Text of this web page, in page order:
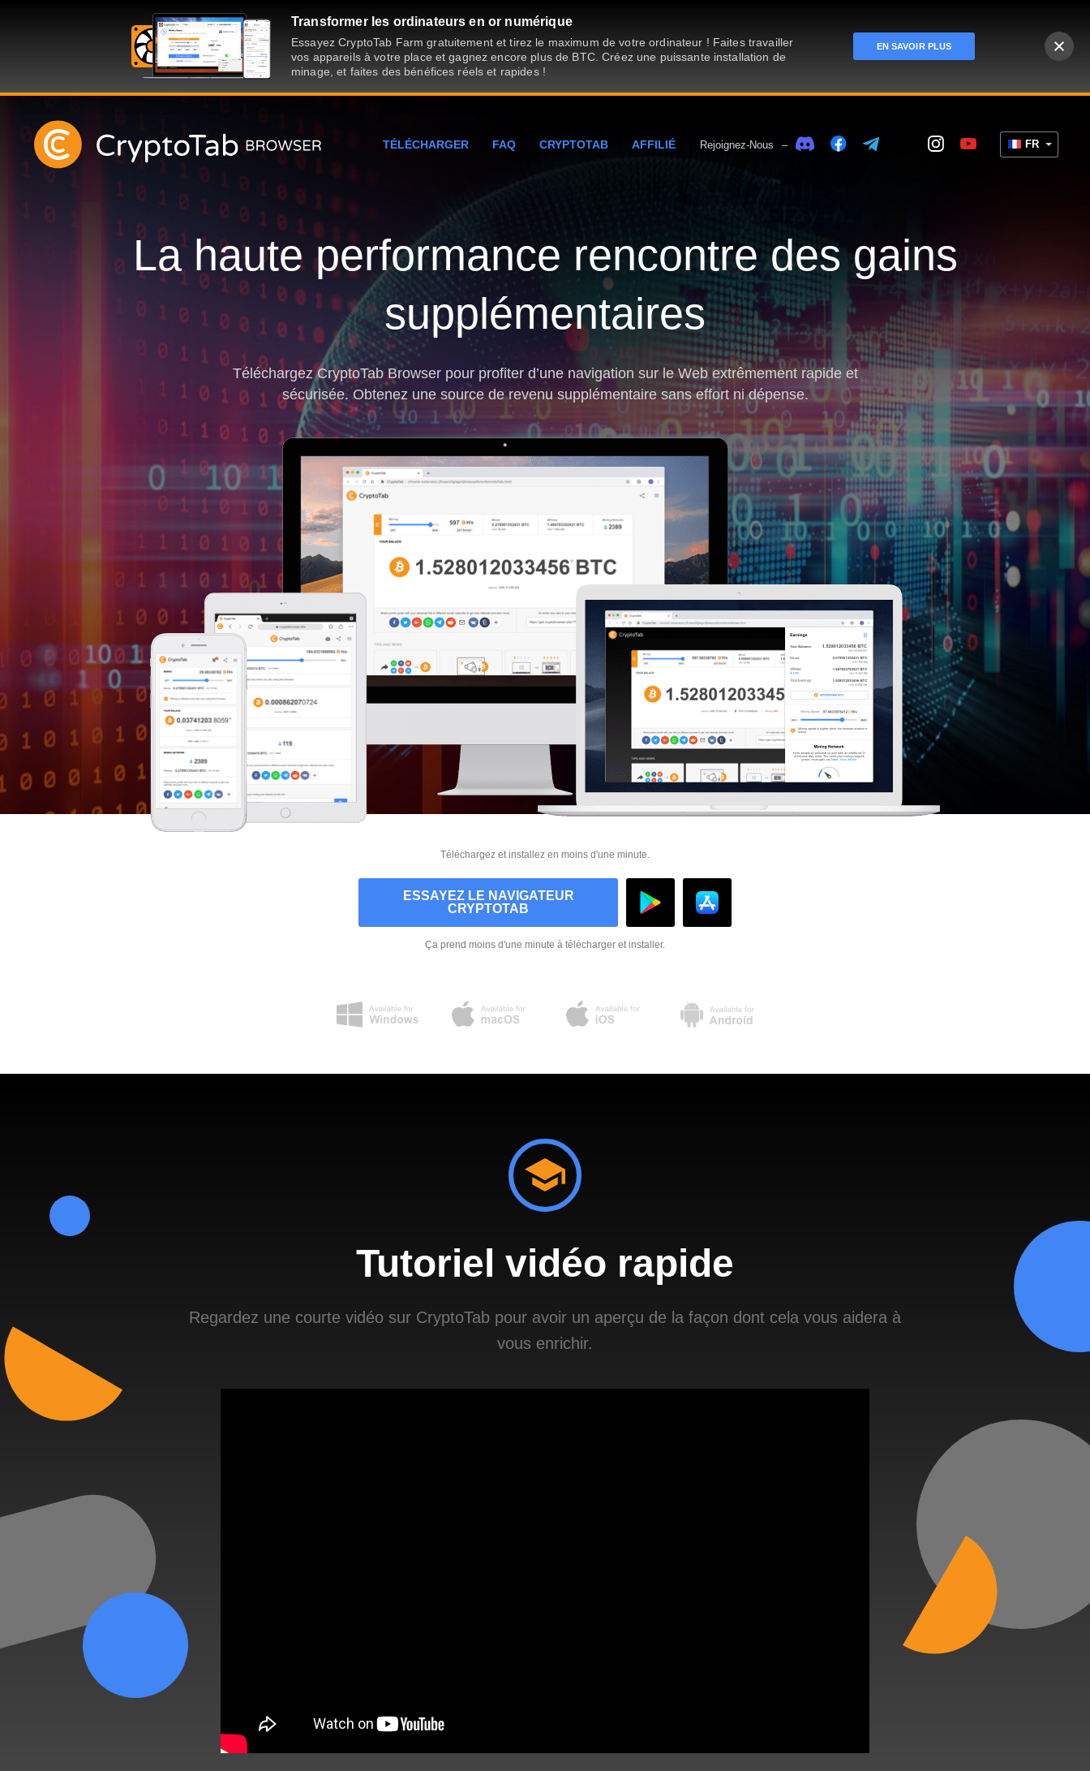
Transformer les ordinateurs en or numérique
Essayez CryptoTab Farm gratuitement et tirez le maximum de votre ordinateur ! Faites travailler
vos appareils à votre place et gagnez encore plus de BTC. Créez une puissante installation de
minage, et faites des bénéfices réels et rapides !
EN SAVOIR PLUS
TÉLÉCHARGER FAQ CRYPTOTAB AFFILIÉ Rejoignez-Nous – FR
La haute performance rencontre des gains
supplémentaires
Téléchargez CryptoTab Browser pour profiter d’une navigation sur le Web extrêmement rapide et
sécurisée. Obtenez une source de revenu supplémentaire sans effort ni dépense.
Téléchargez et installez en moins d'une minute.
ESSAYEZ LE NAVIGATEUR
CRYPTOTAB
Ça prend moins d'une minute à télécharger et installer.
Tutoriel vidéo rapide
Regardez une courte vidéo sur CryptoTab pour avoir un aperçu de la façon dont cela vous aidera à
vous enrichir.